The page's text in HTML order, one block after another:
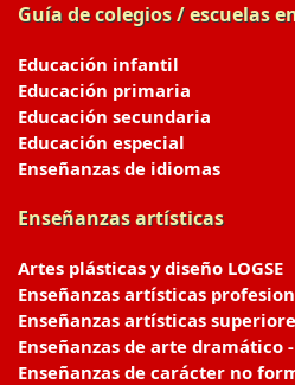
Guía de colegios / escuelas
Educación infantil
Educación primaria
Educación secundaria
Educación especial
Enseñanzas de idiomas
Enseñanzas artísticas
Artes plásticas y diseño LOGSE
Enseñanzas artísticas
Enseñanzas artísticas
Enseñanzas de arte dramático -
Enseñanzas de carácter no